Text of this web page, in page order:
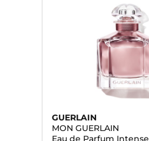
GUERLAIN
MON GUERLAIN
Eau de Parfum Intense